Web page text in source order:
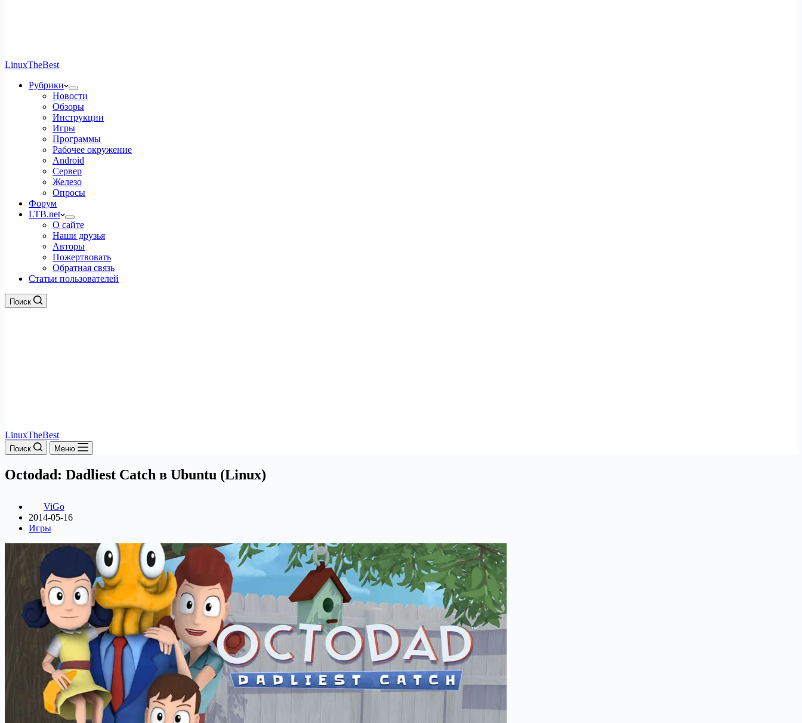
LinuxTheBest
Рубрики
Новости
Обзоры
Инструкции
Игры
Программы
Рабочее окружение
Android
Сервер
Железо
Опросы
Форум
LTB.net
О сайте
Наши друзья
Авторы
Пожертвовать
Обратная связь
Статьи пользователей
Поиск
LinuxTheBest
Поиск Меню
Octodad: Dadliest Catch в Ubuntu (Linux)
ViGo
2014-05-16
Игры